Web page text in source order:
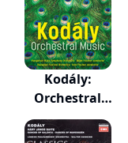
Kodály:
Orchestral
Music